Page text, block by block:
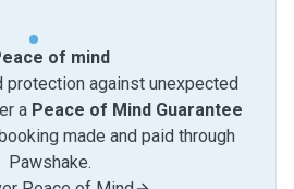
of mind
protection against unexpected
a Peace of Mind Guarantee
made and paid through
Pawshake.